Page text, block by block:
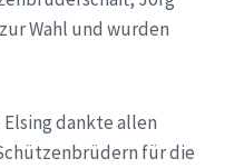
Wahl und wurden
dankte allen
für die